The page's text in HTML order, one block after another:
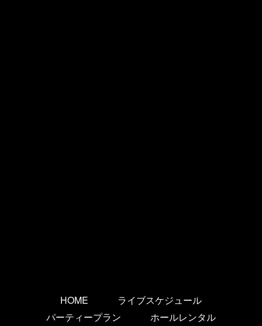
HOME
ライブスケジュール
パーティープラン
ホールレンタル